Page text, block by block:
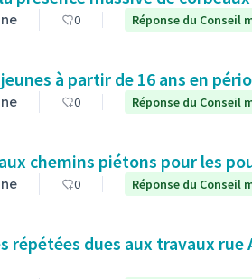
0 Réponse du Conseil
à partir de 16 ans en
0 Réponse du Conseil
chemins piétons pour les
0 Réponse du Conseil
répétées dues aux travaux